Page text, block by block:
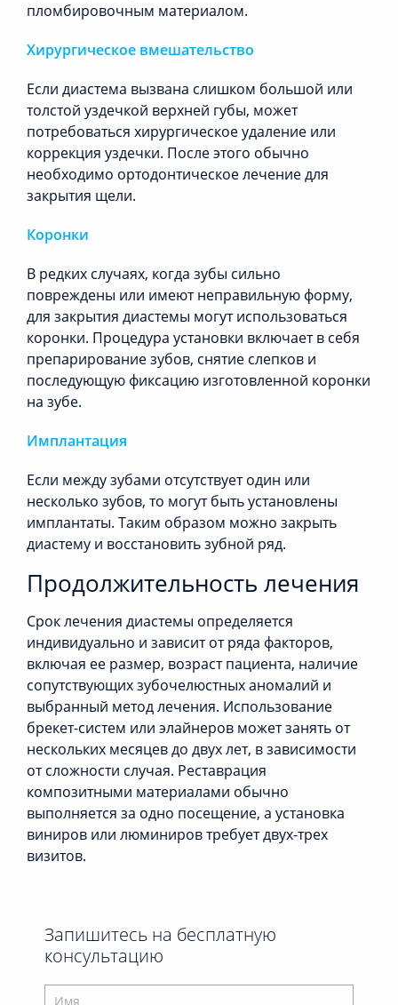
пломбировочным материалом.
Хирургическое вмешательство
Если диастема вызвана слишком большой или
толстой уздечкой верхней губы, может
потребоваться хирургическое удаление или
коррекция уздечки. После этого обычно
необходимо ортодонтическое лечение для
закрытия щели.
Коронки
В редких случаях, когда зубы сильно
повреждены или имеют неправильную форму,
для закрытия диастемы могут использоваться
коронки. Процедура установки включает в себя
препарирование зубов, снятие слепков и
последующую фиксацию изготовленной коронки
на зубе.
Имплантация
Если между зубами отсутствует один или
несколько зубов, то могут быть установлены
имплантаты. Таким образом можно закрыть
диастему и восстановить зубной ряд.
Продолжительность лечения
Срок лечения диастемы определяется
индивидуально и зависит от ряда факторов,
включая ее размер, возраст пациента, наличие
сопутствующих зубочелюстных аномалий и
выбранный метод лечения. Использование
брекет-систем или элайнеров может занять от
нескольких месяцев до двух лет, в зависимости
от сложности случая. Реставрация
композитными материалами обычно
выполняется за одно посещение, а установка
виниров или люминиров требует двух-трех
визитов.
Запишитесь на бесплатную
консультацию